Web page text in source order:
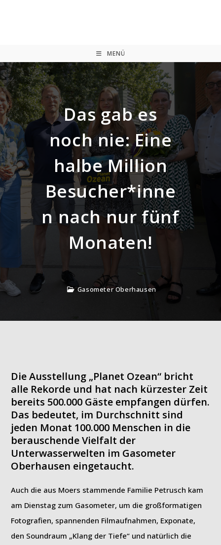
MENÜ
Das gab es
noch nie: Eine
halbe Million
Besucher*inne
n nach nur fünf
Monaten!
Gasometer Oberhausen
Die Ausstellung „Planet Ozean“ bricht
alle Rekorde und hat nach kürzester Zeit
bereits 500.000 Gäste empfangen dürfen.
Das bedeutet, im Durchschnitt sind
jeden Monat 100.000 Menschen in die
berauschende Vielfalt der
Unterwasserwelten im Gasometer
Oberhausen eingetaucht.
Auch die aus Moers stammende Familie Petrusch kam
am Dienstag zum Gasometer, um die großformatigen
Fotografien, spannenden Filmaufnahmen, Exponate,
den Soundraum „Klang der Tiefe“ und natürlich die